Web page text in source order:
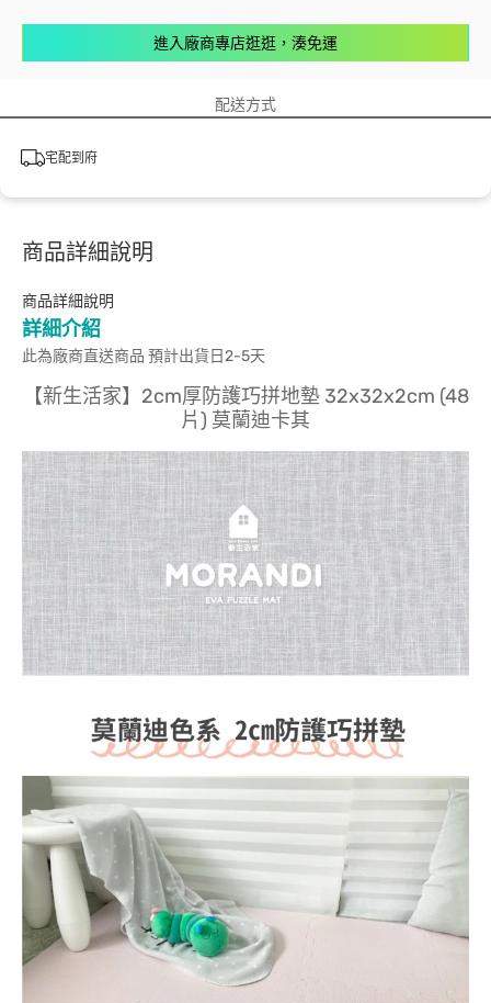
進入廠商專店逛逛，湊免運
配送方式
宅配到府
商品詳細說明
商品詳細說明
詳細介紹
此為廠商直送商品 預計出貨日2-5天
【新生活家】2cm厚防護巧拼地墊 32x32x2cm (48
片) 莫蘭迪卡其